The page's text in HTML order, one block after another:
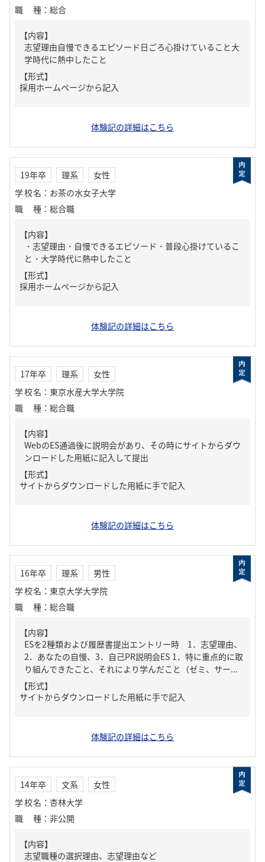
職種 ： 総合
【内容】
志望理由自慢できるエピソード日ごろ心掛けていること大
学時代に熱中したこと
【形式】
採用ホームページから記入
体験記の詳細はこちら
19年卒 理系
女性
学校名 ： お茶の水女子大学
職種 ： 総合職
【内容】
・志望理由・自慢できるエピソード・普段心掛けているこ
と・大学時代に熱中したこと
【形式】
採用ホームページから記入
体験記の詳細はこちら
17年卒 理系
女性
学校名 ： 東京水産大学大学院
職種 ： 総合職
【内容】
WebのES通過後に説明会があり、その時にサイトからダウ
ンロードした用紙に記入して提出
【形式】
サイトからダウンロードした用紙に手で記入
体験記の詳細はこちら
16年卒 理系
男性
学校名 ： 東京大学大学院
職種 ： 総合職
【内容】
ESを2種類および履歴書提出エントリー時 1．志望理由、
2．あなたの自慢、3．自己PR説明会ES 1．特に重点的に取
り組んできたこと、それにより学んだこと（ゼミ、サー...
【形式】
サイトからダウンロードした用紙に手で記入
体験記の詳細はこちら
14年卒 文系
女性
学校名 ： 杏林大学
職種 ： 非公開
【内容】
志望職種の選択理由、志望理由など